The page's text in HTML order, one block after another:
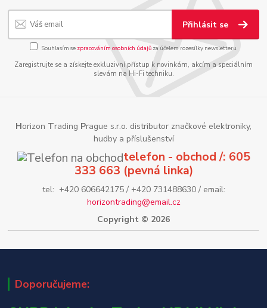
Přihlásit se
Souhlasím se zpracováním osobních údajůza účelem rozesílky newsletteru.
Zaregistrujte se a získejte exkluzivní přístup k novinkám, akcím a speciálním
slevám na Hi-Fi techniku.
Horizon Trading Prague s.r.o. distributor značkové elektroniky,
hudby a příslušenství
telefon - obchod /: 605
333 663 (pevná linka)
tel: +420 606642175 / +420 731488630 / email:
horizontrading@email.cz
Copyright © 2026
Doporučujeme: